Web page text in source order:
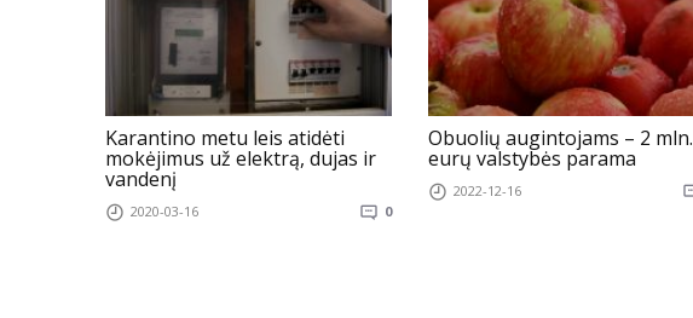
Karantino metu leis atidėti
mokėjimus už elektrą, dujas ir
vandenį
2020-03-16 0
Obuolių augintojams – 2 mln.
eurų valstybės parama
2022-12-16